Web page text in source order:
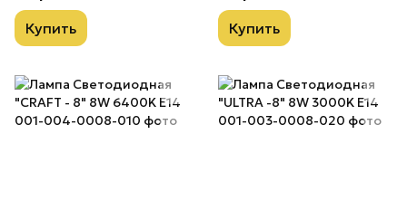
Купить Купить